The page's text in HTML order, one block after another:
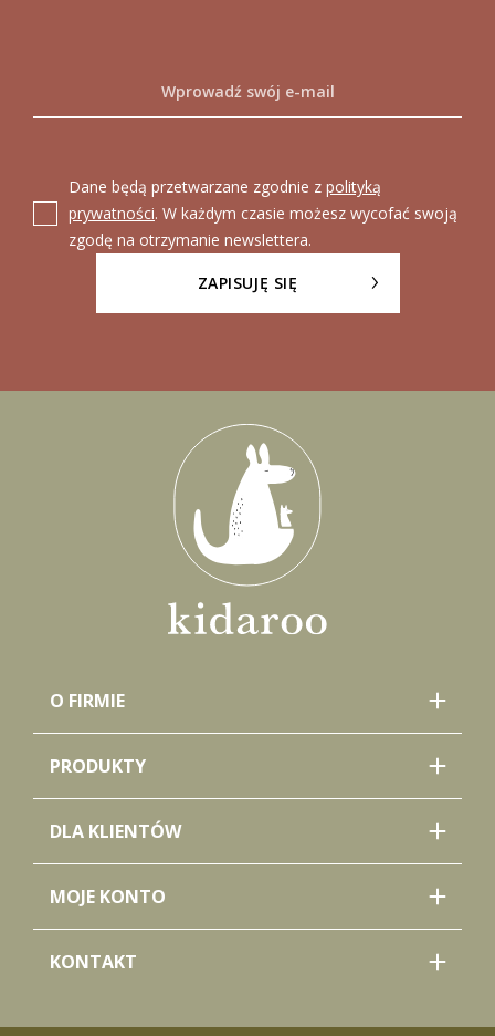
Dane będą przetwarzane zgodnie z polityką
prywatności. W każdym czasie możesz wycofać swoją
zgodę na otrzymanie newslettera.
ZAPISUJĘ SIĘ
O FIRMIE
PRODUKTY
DLA KLIENTÓW
MOJE KONTO
KONTAKT